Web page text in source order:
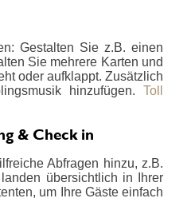
Gestalten Sie z.B. einen
Sie mehrere Karten und
oder aufklappt. Zusätzlich
hinzufügen. Toll
& Check in
Abfragen hinzu, z.B.
übersichtlich in Ihrer
um Ihre Gäste einfach